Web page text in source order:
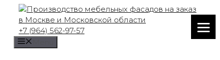
content
+7 (964) 562-97-57